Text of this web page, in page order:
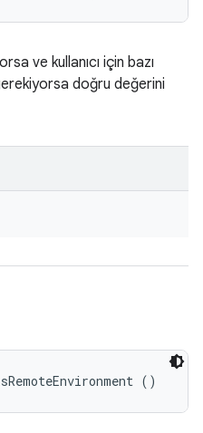
ve kullanıcı için bazı
doğru değerini
()